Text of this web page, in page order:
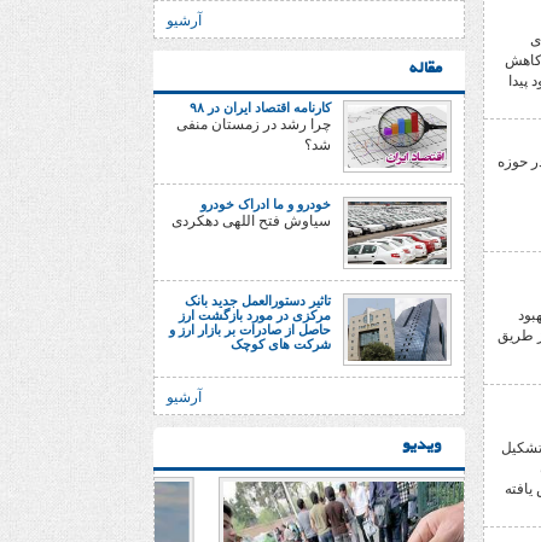
کاهش
حوزه
طریق
50 درصد کاهش یافته
آرشیو
مقاله
کارنامه اقتصاد ایران در ۹۸
چرا رشد در زمستان منفی
شد؟
خودرو و ما ادراک خودرو
سیاوش فتح اللهی دهکردی
تاثیر دستورالعمل جدید بانک
مرکزی در مورد بازگشت ارز
حاصل از صادرات بر بازار ارز و
شرکت های کوچک
آرشیو
ویدیو